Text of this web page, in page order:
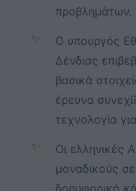
προβλημάτων.
✨
Ο υπουργός
Δένδιας
βασικά
έρευνα
τεχνολογία
✨
Οι ελληνικές
μοναδικούς